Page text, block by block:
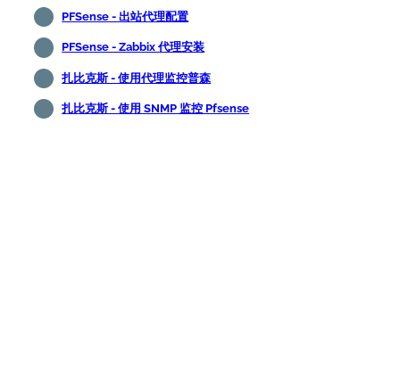
PFSense - 出站代理配置
PFSense - Zabbix 代理安装
扎比克斯 - 使用代理监控普森
扎比克斯 - 使用 SNMP 监控 Pfsense